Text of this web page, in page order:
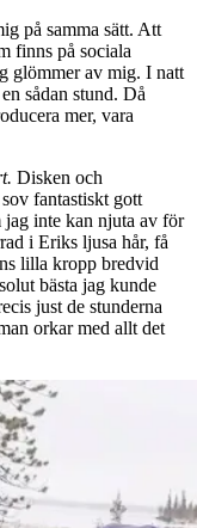
på samma sätt. Att
finns på sociala
glömmer av mig. I natt
sådan stund. Då
mer, vara
Disken och
fantastiskt gott
inte kan njuta av för
i Eriks ljusa hår, få
lilla kropp bredvid
bästa jag kunde
just de stunderna
orkar med allt det